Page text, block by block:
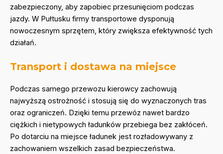
zabezpieczony, aby zapobiec przesunięciom podczas
jazdy. W Pułtusku firmy transportowe dysponują
nowoczesnym sprzętem, który zwiększa efektywność tych
działań.
Transport i dostawa na miejsce
Podczas samego przewozu kierowcy zachowują
najwyższą ostrożność i stosują się do wyznaczonych tras
oraz ograniczeń. Dzięki temu przewóz nawet bardzo
ciężkich i nietypowych ładunków przebiega bez zakłóceń.
Po dotarciu na miejsce ładunek jest rozładowywany z
zachowaniem wszelkich zasad bezpieczeństwa.